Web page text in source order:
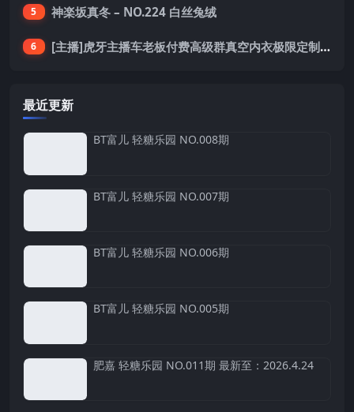
5 神楽坂真冬 – NO.224 白丝兔绒
6 [主播]虎牙主播车老板付费高级群真空内衣极限定制8分19
最近更新
BT富儿 轻糖乐园 NO.008期
BT富儿 轻糖乐园 NO.007期
BT富儿 轻糖乐园 NO.006期
BT富儿 轻糖乐园 NO.005期
肥嘉 轻糖乐园 NO.011期 最新至：2026.4.24